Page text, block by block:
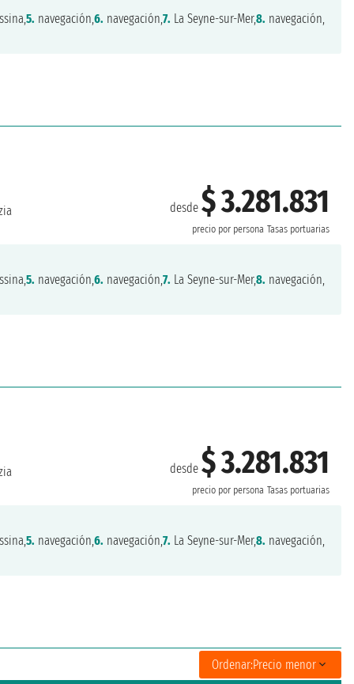
5. navegación,6. navegación,7. La Seyne-sur-Mer,8. navegación,
desde$ 3.281.831
precio por persona Tasas portuarias
5. navegación,6. navegación,7. La Seyne-sur-Mer,8. navegación,
desde$ 3.281.831
precio por persona Tasas portuarias
5. navegación,6. navegación,7. La Seyne-sur-Mer,8. navegación,
Ordenar:Precio menor